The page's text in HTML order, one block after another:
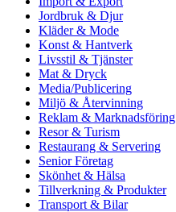
Jordbruk & Djur
Kläder & Mode
Konst & Hantverk
Livsstil & Tjänster
Mat & Dryck
Media/Publicering
Miljö & Återvinning
Reklam & Marknadsföring
Resor & Turism
Restaurang & Servering
Senior Företag
Skönhet & Hälsa
Tillverkning & Produkter
Transport & Bilar